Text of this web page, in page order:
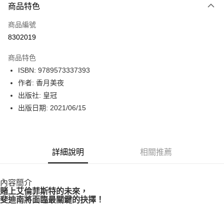
icash Pay
信用卡一次付款
LINE Pay
Apple Pay
街口支付
博客來商品配送方式
每筆NT$80，滿NT$1,000(含以上)免運費
商品特色
商品編號
8302019
商品特色
ISBN: 9789573337393
作者: 香月美夜
出版社: 皇冠
出版日期: 2021/06/15
詳細說明 相關推薦
內容簡介
賭上艾倫菲斯特的未來，
斐迪南將面臨最關鍵的抉擇！